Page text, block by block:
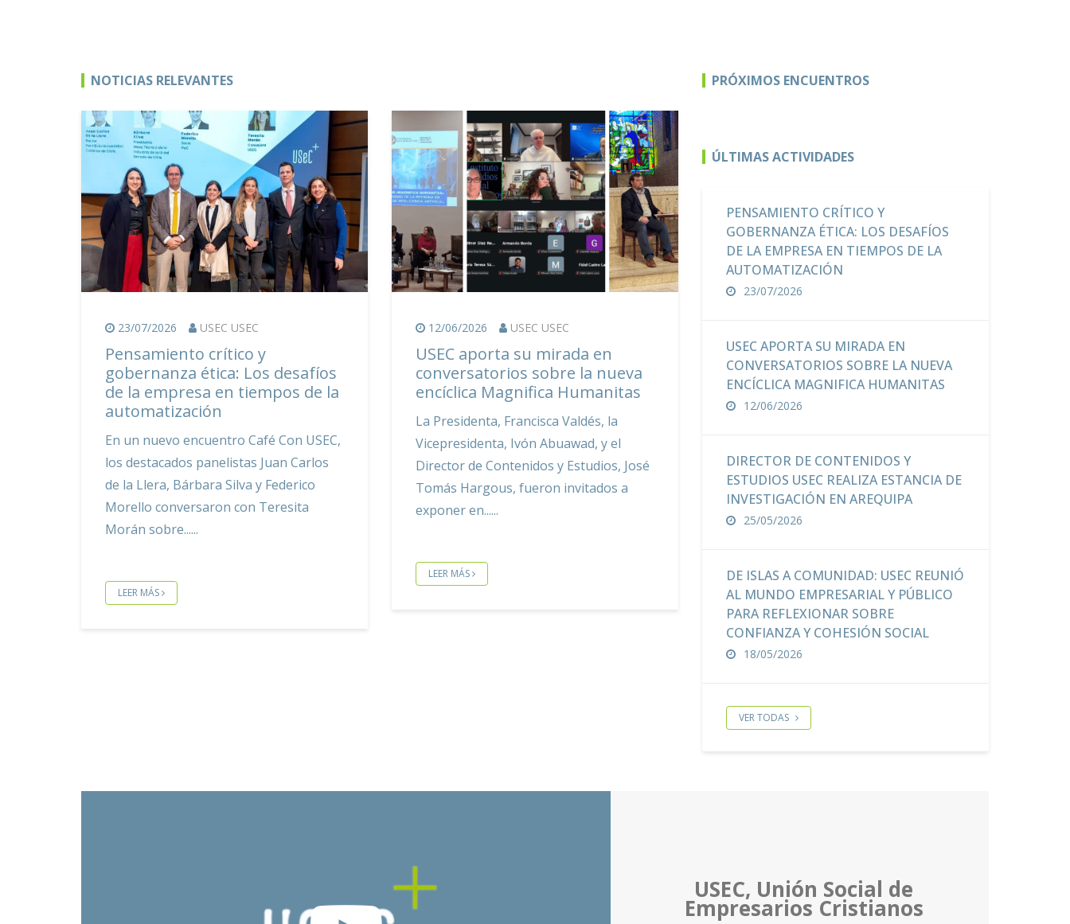
NOTICIAS RELEVANTES
23/07/2026 USEC USEC
Pensamiento crítico y
gobernanza ética: Los desafíos
de la empresa en tiempos de la
automatización
En un nuevo encuentro Café Con USEC,
los destacados panelistas Juan Carlos
de la Llera, Bárbara Silva y Federico
Morello conversaron con Teresita
Morán sobre...
LEER MÁS
12/06/2026 USEC USEC
USEC aporta su mirada en
conversatorios sobre la nueva
encíclica Magnifica Humanitas
La Presidenta, Francisca Valdés, la
Vicepresidenta, Ivón Abuawad, y el
Director de Contenidos y Estudios, José
Tomás Hargous, fueron invitados a
exponer en...
LEER MÁS
PRÓXIMOS ENCUENTROS
ÚLTIMAS ACTIVIDADES
PENSAMIENTO CRÍTICO Y
GOBERNANZA ÉTICA: LOS DESAFÍOS
DE LA EMPRESA EN TIEMPOS DE LA
AUTOMATIZACIÓN
23/07/2026
USEC APORTA SU MIRADA EN
CONVERSATORIOS SOBRE LA NUEVA
ENCÍCLICA MAGNIFICA HUMANITAS
12/06/2026
DIRECTOR DE CONTENIDOS Y
ESTUDIOS USEC REALIZA ESTANCIA DE
INVESTIGACIÓN EN AREQUIPA
25/05/2026
DE ISLAS A COMUNIDAD: USEC REUNIÓ
AL MUNDO EMPRESARIAL Y PÚBLICO
PARA REFLEXIONAR SOBRE
CONFIANZA Y COHESIÓN SOCIAL
18/05/2026
VER TODAS
USEC, Unión Social de
Empresarios Cristianos